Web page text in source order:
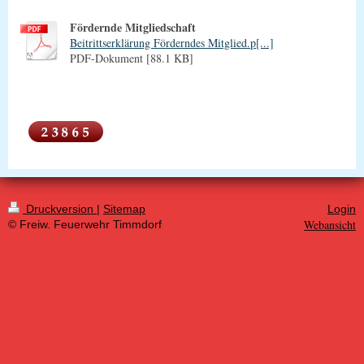
Fördernde Mitgliedschaft
Beitrittserklärung Förderndes Mitglied.p[...]
PDF-Dokument [88.1 KB]
Druckversion | Sitemap
© Freiw. Feuerwehr Timmdorf
Login
Webansicht